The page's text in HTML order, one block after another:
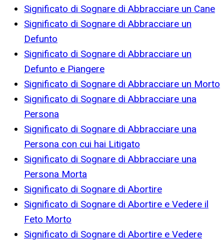
Significato di Sognare di Abbracciare un Cane
Significato di Sognare di Abbracciare un
Defunto
Significato di Sognare di Abbracciare un
Defunto e Piangere
Significato di Sognare di Abbracciare un Morto
Significato di Sognare di Abbracciare una
Persona
Significato di Sognare di Abbracciare una
Persona con cui hai Litigato
Significato di Sognare di Abbracciare una
Persona Morta
Significato di Sognare di Abortire
Significato di Sognare di Abortire e Vedere il
Feto Morto
Significato di Sognare di Abortire e Vedere